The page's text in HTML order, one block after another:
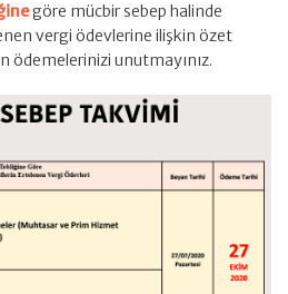
göre mücbir sebep halinde
vergi ödevlerine ilişkin özet
ödemelerinizi unutmayınız.